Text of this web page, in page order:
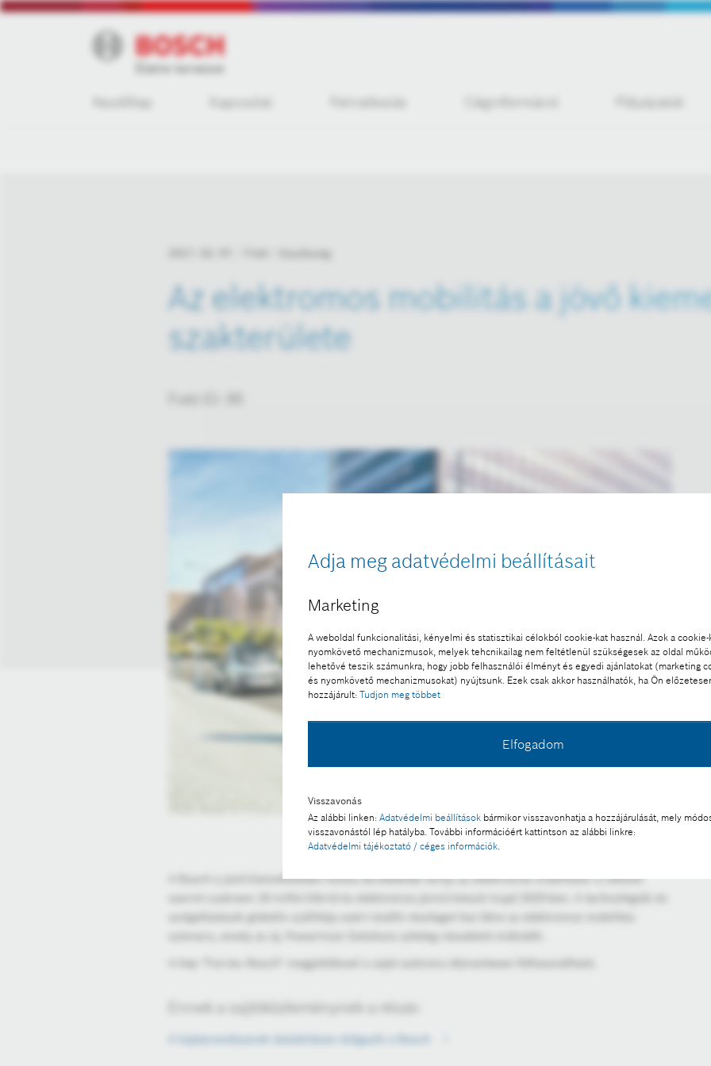
Adja meg adatvédelmi beállításait
Marketing
A weboldal funkcionalitási, kényelmi és statisztikai célokból cookie-kat használ. Azok a cookie-
nyomkövető mechanizmusok, melyek tehcnikailag nem feltétlenül szükségesek az oldal
lehetővé teszik számunkra, hogy jobb felhasználói élményt és egyedi ajánlatokat (marketing
és nyomkövető mechanizmusokat) nyújtsunk. Ezek csak akkor használhatók, ha Ön
hozzájárult: Tudjon meg többet
Elfogadom
Visszavonás
Az alábbi linken: Adatvédelmi beállítások bármikor visszavonhatja a hozzájárulását, mely
visszavonástól lép hatályba. További információért kattintson az alábbi linkre:
Adatvédelmi tájékoztató / céges információk
Kezdőlap Kapcsolat Céginformáció
Az elektromos mobilitás a jövő
szakterülete
A Bosch a jövő kiemelkedően fontos területének tartja az elektromos mobilitást: a vállalat
szerint csaknem 20 millió hibrid és elektromos jármű készül majd 2025-ben. A technológiák és
szolgáltatások globális szállítója ezért önálló részleget hoz létre az elektromos mobilitás
számára, amely az új, Powertrain Solutions üzletág részeként működik.
A kép "Forrás: Bosch" megjelöléssel a sajtó számára díjmentesen felhasználható.
Ennek a sajtóközleménynek a része:
A hajtásrendszerek átalakításán dolgozik a Bosch